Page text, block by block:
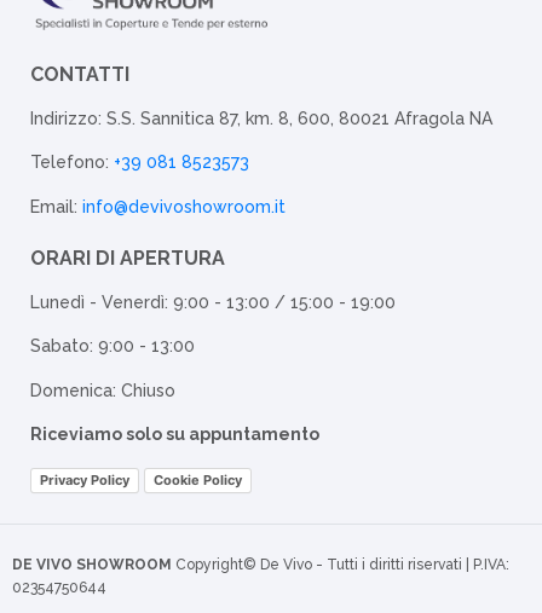
CONTATTI
Indirizzo: S.S. Sannitica 87, km. 8, 600, 80021 Afragola NA
Telefono: +39 081 8523573
Email: info@devivoshowroom.it
ORARI DI APERTURA
Lunedì - Venerdì: 9:00 - 13:00 / 15:00 - 19:00
Sabato: 9:00 - 13:00
Domenica: Chiuso
Riceviamo solo su appuntamento
Privacy Policy Cookie Policy
DE VIVO SHOWROOM Copyright© De Vivo - Tutti i diritti riservati | P.IVA:
02354750644